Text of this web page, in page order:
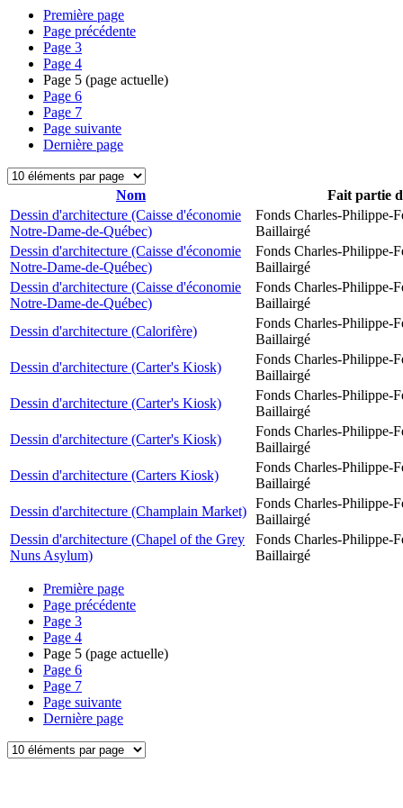
Première page
Page précédente
Page 3
Page 4
Page 5 (page actuelle)
Page 6
Page 7
Page suivante
Dernière page
Nom
Fait partie
Dessin d'architecture (Caisse d'économie
Notre-Dame-de-Québec)
Fonds Charles-Philippe-
Baillairgé
Dessin d'architecture (Caisse d'économie
Notre-Dame-de-Québec)
Fonds Charles-Philippe-
Baillairgé
Dessin d'architecture (Caisse d'économie
Notre-Dame-de-Québec)
Fonds Charles-Philippe-
Baillairgé
Dessin d'architecture (Calorifère)
Fonds Charles-Philippe-
Baillairgé
Dessin d'architecture (Carter's Kiosk)
Fonds Charles-Philippe-
Baillairgé
Dessin d'architecture (Carter's Kiosk)
Fonds Charles-Philippe-
Baillairgé
Dessin d'architecture (Carter's Kiosk)
Fonds Charles-Philippe-
Baillairgé
Dessin d'architecture (Carters Kiosk)
Fonds Charles-Philippe-
Baillairgé
Dessin d'architecture (Champlain Market)
Fonds Charles-Philippe-
Baillairgé
Dessin d'architecture (Chapel of the Grey
Nuns Asylum)
Fonds Charles-Philippe-
Baillairgé
Première page
Page précédente
Page 3
Page 4
Page 5 (page actuelle)
Page 6
Page 7
Page suivante
Dernière page